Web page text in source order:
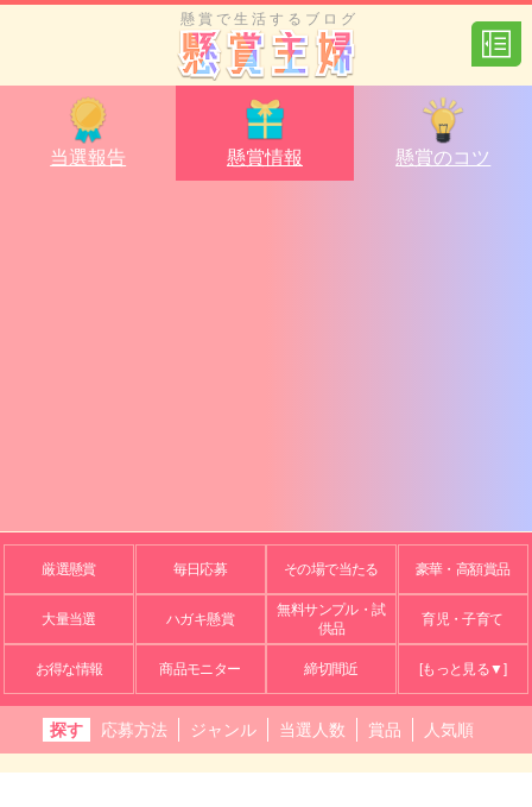
懸賞で生活するブログ
当選報告 懸賞情報 懸賞のコツ
厳選懸賞 毎日応募 その場で当たる 豪華・高額賞品
大量当選 ハガキ懸賞
無料サンプル・試
供品
育児・子育て
お得な情報 商品モニター 締切間近 [もっと見る▼]
探す 応募方法 ジャンル 当選人数 賞品 人気順